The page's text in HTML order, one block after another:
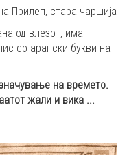
Прилеп, стара чаршија
од влезот, има
со арапски букви на
на времето.
жали и вика ...